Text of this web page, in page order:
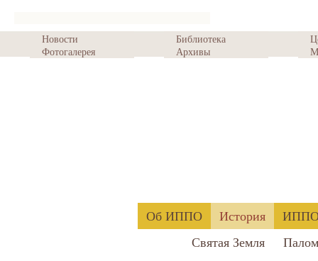
Новости
Фотогалерея
Библиотека
Архивы
Об ИППО История
ИППО
Святая Земля